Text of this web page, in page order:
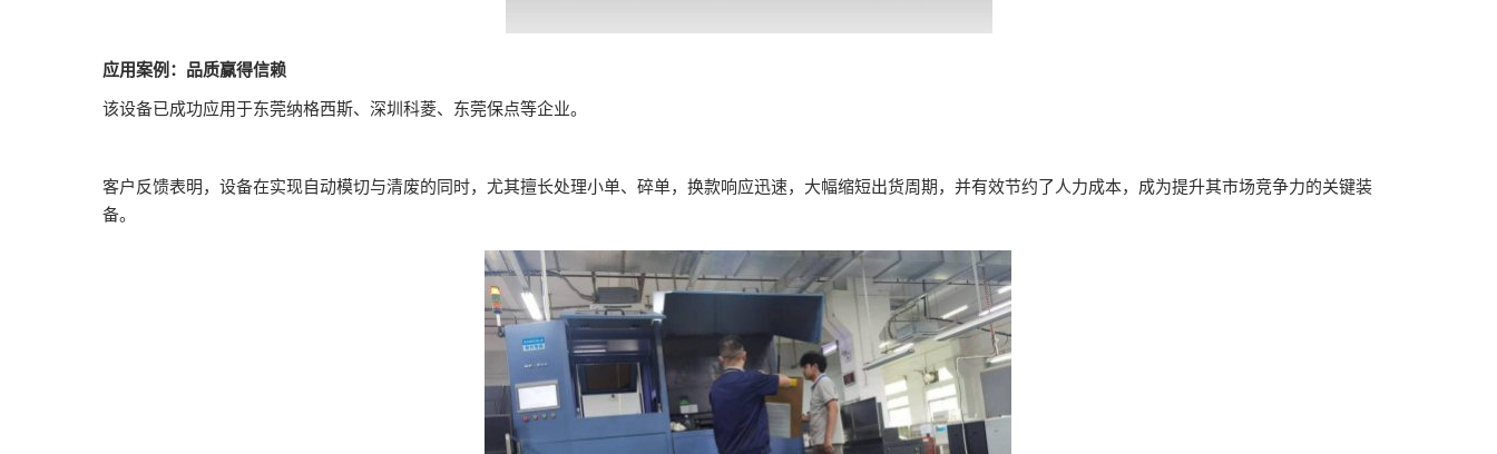
应用案例：品质赢得信赖
该设备已成功应用于东莞纳格西斯、深圳科菱、东莞保点等企业。
客户反馈表明，设备在实现自动模切与清废的同时，尤其擅长处理小单、碎单，换款响应迅速，大幅缩短出货周期，并有效节约了人力成本，成为提升其市场竞争力的关键装
备。